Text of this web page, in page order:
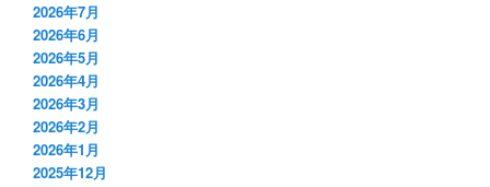
2026年7月
2026年6月
2026年5月
2026年4月
2026年3月
2026年2月
2026年1月
2025年12月